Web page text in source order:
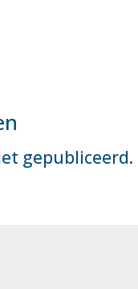
gepubliceerd.